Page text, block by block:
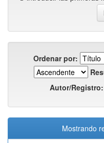
Ordenar por:
Autor/Registro:
Mostrando